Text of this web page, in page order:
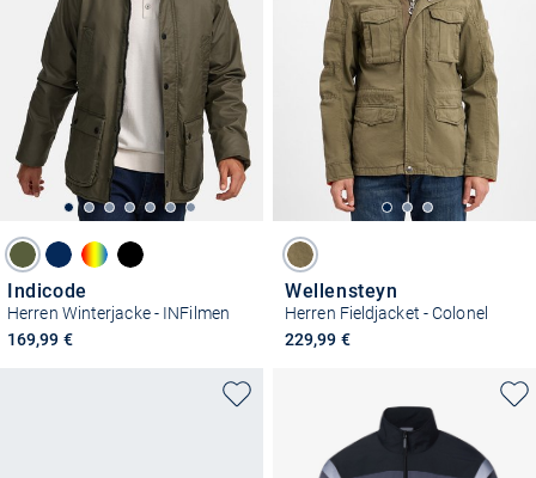
Indicode
Herren Winterjacke - INFilmen
169,99 €
Wellensteyn
Herren Fieldjacket - Colonel
229,99 €